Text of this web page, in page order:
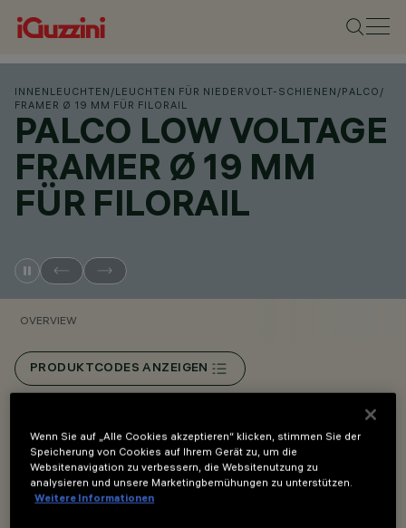
INNENLEUCHTEN /LEUCHTEN FÜR NIEDERVOLT-SCHIENEN /PALCO /
FRAMER Ø 19 MM FÜR FILORAIL
PALCO LOW VOLTAGE
FRAMER Ø 19 MM
FÜR FILORAIL
OVERVIEW
PRODUKTCODES ANZEIGEN
Overview
Installation an Schiene Filorail 48V (16A).
Wenn Sie auf „Alle Cookies akzeptieren“ klicken, stimmen Sie der
Speicherung von Cookies auf Ihrem Gerät zu, um die
Websitenavigation zu verbessern, die Websitenutzung zu
analysieren und unsere Marketingbemühungen zu unterstützen.
Weitere Informationen